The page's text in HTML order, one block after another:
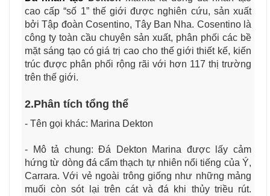
cao cấp “số 1” thế giới được nghiên cứu, sản xuất
bởi Tập đoàn Cosentino, Tây Ban Nha. Cosentino là
công ty toàn cầu chuyên sản xuất, phân phối các bề
mặt sáng tạo có giá trị cao cho thế giới thiết kế, kiến
trúc được phân phối rộng rãi với hơn 117 thị trường
trên thế giới.
2.Phân tích tổng thể
- Tên gọi khác: Marina Dekton
- Mô tả chung:Đá Dekton Marina được lấy cảm
hứng từ dòng đá cẩm thạch tự nhiên nổi tiếng của Ý,
Carrara. Với vẻ ngoài trông giống như những mảng
muối còn sót lại trên cát và đá khi thủy triều rút.